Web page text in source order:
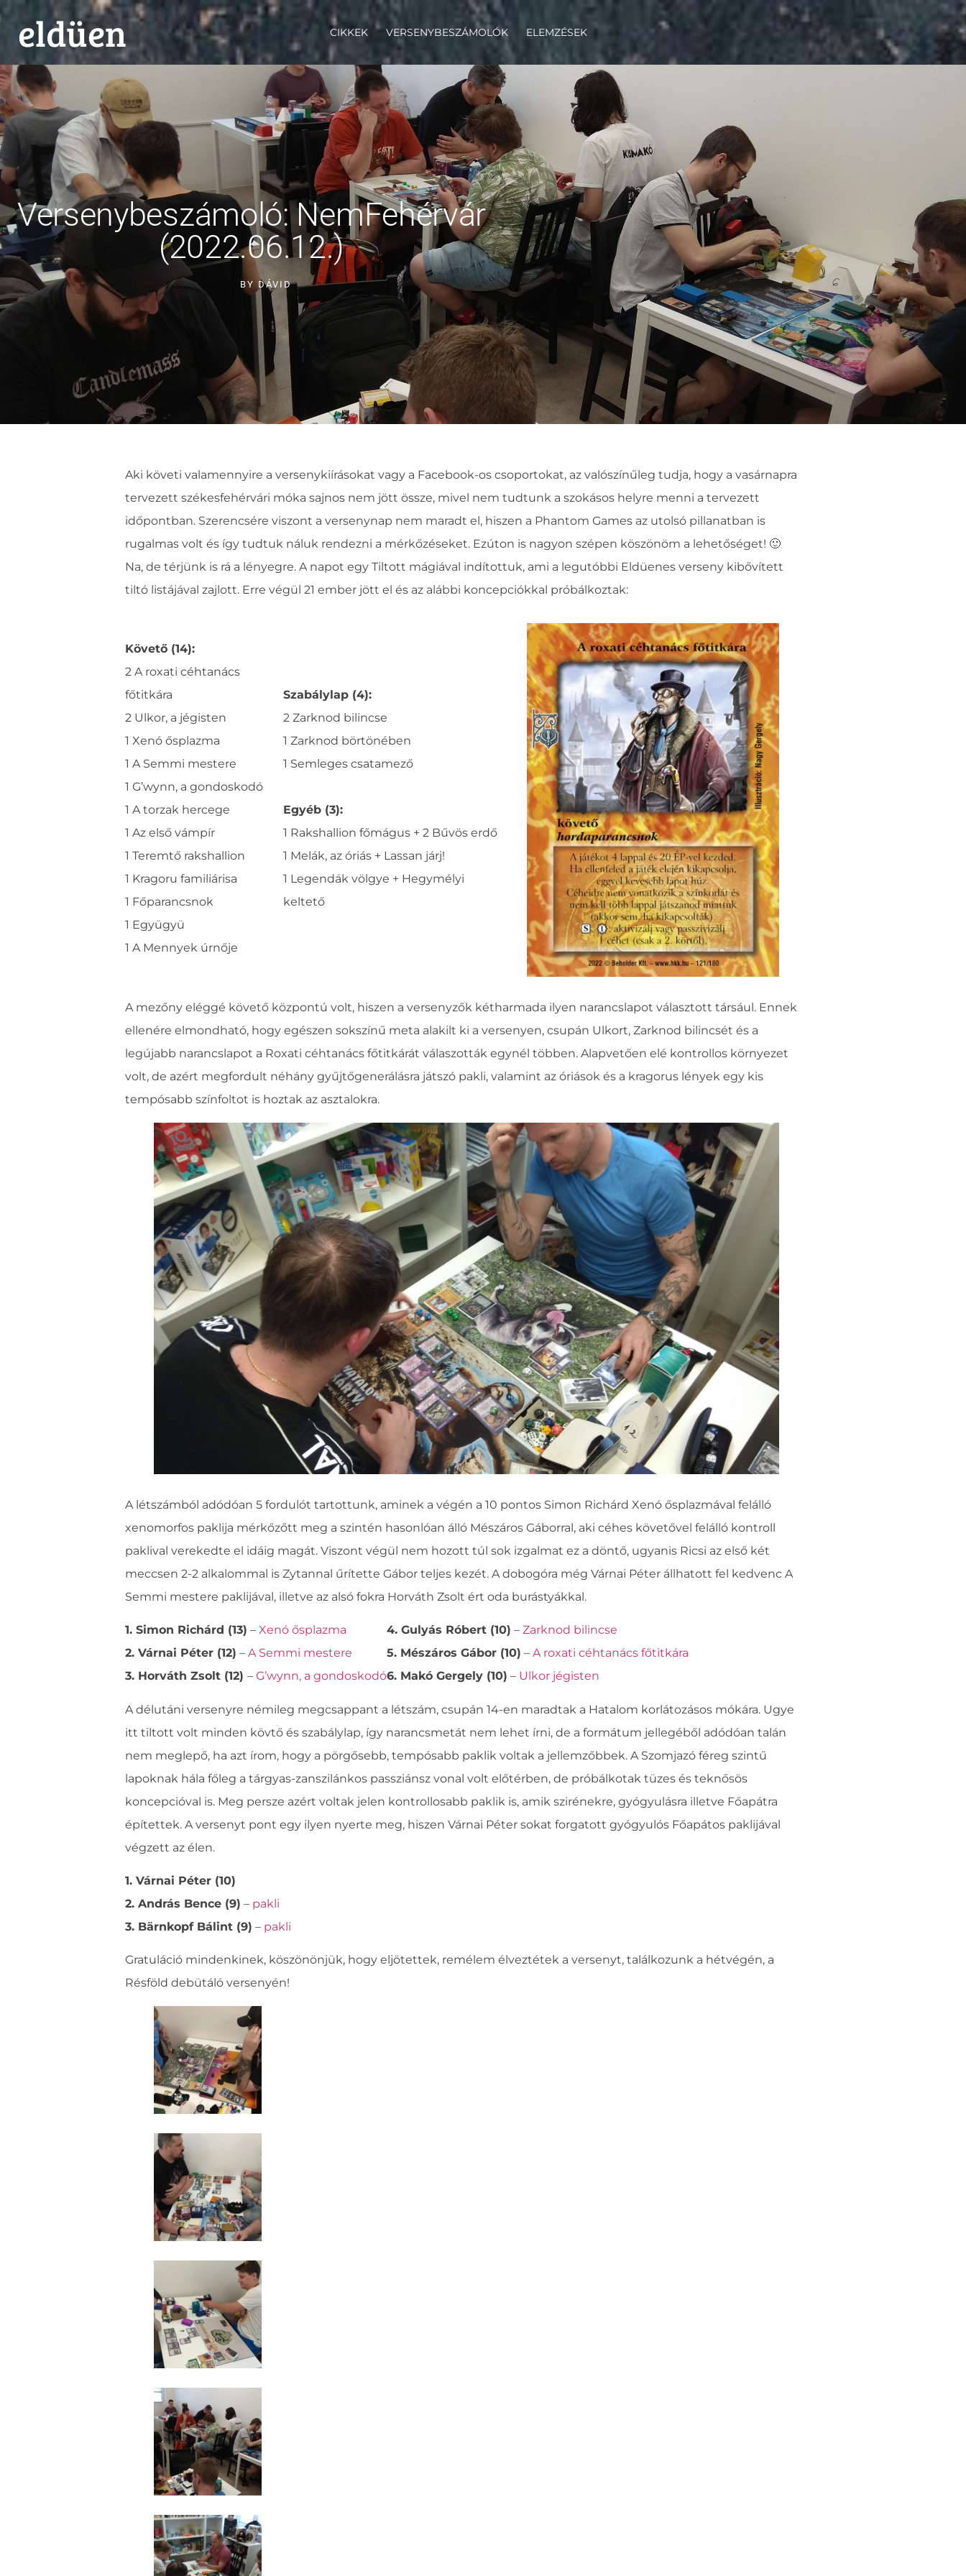
eldüen CIKKEK VERSENYBESZÁMOLÓK ELEMZÉSEK
Versenybeszámoló: NemFehérvár
(2022.06.12.)
BY DÁVID
Aki követi valamennyire a versenykiírásokat vagy a Facebook-os csoportokat, az valószínűleg tudja, hogy a vasárnapra
tervezett székesfehérvári móka sajnos nem jött össze, mivel nem tudtunk a szokásos helyre menni a tervezett
időpontban. Szerencsére viszont a versenynap nem maradt el, hiszen a Phantom Games az utolsó pillanatban is
rugalmas volt és így tudtuk náluk rendezni a mérkőzéseket. Ezúton is nagyon szépen köszönöm a lehetőséget! 🙂
Na, de térjünk is rá a lényegre. A napot egy Tiltott mágiával indítottuk, ami a legutóbbi Eldüenes verseny kibővített
tiltó listájával zajlott. Erre végül 21 ember jött el és az alábbi koncepciókkal próbálkoztak:
Követő (14):
2 A roxati céhtanács
főtitkára
2 Ulkor, a jégisten
1 Xenó ősplazma
1 A Semmi mestere
1 G’wynn, a gondoskodó
1 A torzak hercege
1 Az első vámpír
1 Teremtő rakshallion
1 Kragoru familiárisa
1 Főparancsnok
1 Együgyü
1 A Mennyek úrnője
Szabálylap (4):
2 Zarknod bilincse
1 Zarknod börtönében
1 Semleges csatamező
Egyéb (3):
1 Rakshallion főmágus + 2 Bűvös erdő
1 Melák, az óriás + Lassan járj!
1 Legendák völgye + Hegymélyi
keltető
A mezőny eléggé követő központú volt, hiszen a versenyzők kétharmada ilyen narancslapot választott társául. Ennek
ellenére elmondható, hogy egészen sokszínű meta alakilt ki a versenyen, csupán Ulkort, Zarknod bilincsét és a
legújabb narancslapot a Roxati céhtanács főtitkárát válaszották egynél többen. Alapvetően elé kontrollos környezet
volt, de azért megfordult néhány gyűjtőgenerálásra játszó pakli, valamint az óriások és a kragorus lények egy kis
tempósabb színfoltot is hoztak az asztalokra.
A létszámból adódóan 5 fordulót tartottunk, aminek a végén a 10 pontos Simon Richárd Xenó ősplazmával felálló
xenomorfos paklija mérkőzőtt meg a szintén hasonlóan álló Mészáros Gáborral, aki céhes követővel felálló kontroll
paklival verekedte el idáig magát. Viszont végül nem hozott túl sok izgalmat ez a döntő, ugyanis Ricsi az első két
meccsen 2-2 alkalommal is Zytannal űrítette Gábor teljes kezét. A dobogóra még Várnai Péter állhatott fel kedvenc A
Semmi mestere paklijával, illetve az alsó fokra Horváth Zsolt ért oda burástyákkal.
1. Simon Richárd (13) –Xenó ősplazma
2. Várnai Péter (12) –A Semmi mestere
3. Horváth Zsolt (12)–G’wynn, a gondoskodó
4. Gulyás Róbert (10) –Zarknod bilincse
5. Mészáros Gábor (10) –A roxati céhtanács főtitkára
6. Makó Gergely (10) – Ulkor jégisten
A délutáni versenyre némileg megcsappant a létszám, csupán 14-en maradtak a Hatalom korlátozásos mókára. Ugye
itt tiltott volt minden kövtő és szabálylap, így narancsmetát nem lehet írni, de a formátum jellegéből adódóan talán
nem meglepő, ha azt írom, hogy a pörgősebb, tempósabb paklik voltak a jellemzőbbek. A Szomjazó féreg szintű
lapoknak hála főleg a tárgyas-zanszilánkos passziánsz vonal volt előtérben, de próbálkotak tüzes és teknősös
koncepcióval is. Meg persze azért voltak jelen kontrollosabb paklik is, amik szirénekre, gyógyulásra illetve Főapátra
építettek. A versenyt pont egy ilyen nyerte meg, hiszen Várnai Péter sokat forgatott gyógyulós Főapátos paklijával
végzett az élen.
1. Várnai Péter (10)
2. András Bence (9) – pakli
3. Bärnkopf Bálint (9) – pakli
Gratuláció mindenkinek, köszönönjük, hogy eljötettek, remélem élveztétek a versenyt, találkozunk a hétvégén, a
Résföld debütáló versenyén!